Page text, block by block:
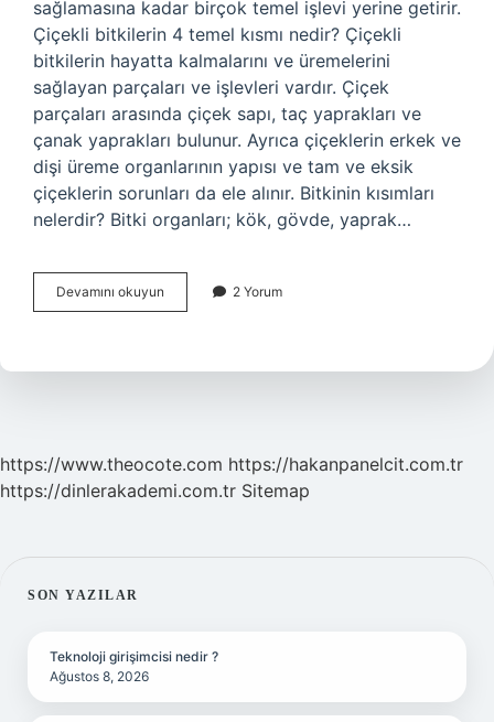
sağlamasına kadar birçok temel işlevi yerine getirir.
Çiçekli bitkilerin 4 temel kısmı nedir? Çiçekli
bitkilerin hayatta kalmalarını ve üremelerini
sağlayan parçaları ve işlevleri vardır. Çiçek
parçaları arasında çiçek sapı, taç yaprakları ve
çanak yaprakları bulunur. Ayrıca çiçeklerin erkek ve
dişi üreme organlarının yapısı ve tam ve eksik
çiçeklerin sorunları da ele alınır. Bitkinin kısımları
nelerdir? Bitki organları; kök, gövde, yaprak…
Devamını okuyun
Bitkilerin
2 Yorum
https://www.theocote.com https://hakanpanelcit.com.tr
https://dinlerakademi.com.tr Sitemap
SIDEBAR
SON YAZILAR
Teknoloji girişimcisi nedir ?
Ağustos 8, 2026